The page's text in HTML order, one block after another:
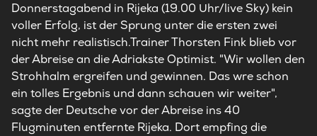
Donnerstagabend in Rijeka (19.00 Uhr/live Sky) kein
voller Erfolg, ist der Sprung unter die ersten zwei
nicht mehr realistisch.Trainer Thorsten Fink blieb vor
der Abreise an die Adriakste Optimist. "Wir wollen den
Strohhalm ergreifen und gewinnen. Das wre schon
ein tolles Ergebnis und dann schauen wir weiter",
sagte der Deutsche vor der Abreise ins 40
Flugminuten entfernte Rijeka. Dort empfing die